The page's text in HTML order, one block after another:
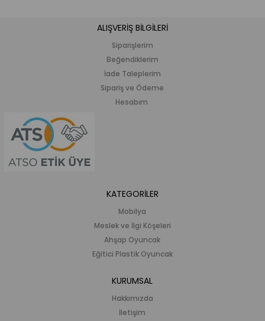
ALIŞVERİŞ BİLGİLERİ
Siparişlerim
Beğendiklerim
İade Taleplerim
Sipariş ve Ödeme
Hesabım
KATEGORİLER
Mobilya
Meslek ve İlgi Köşeleri
Ahşap Oyuncak
Eğitici Plastik Oyuncak
KURUMSAL
Hakkımızda
İletişim